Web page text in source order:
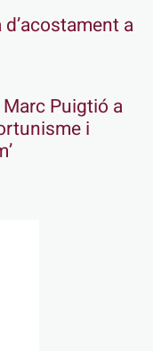
a
Marc Puigtió a
i